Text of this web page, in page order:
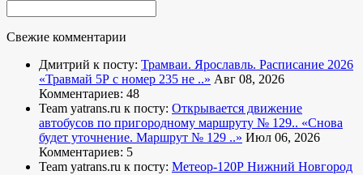
Свежие комментарии
Дмитрий к посту: Трамваи. Ярославль. Расписание 2026
«Травмай 5Р с номер 235 не ..» Авг 08, 2026
Комментариев: 48
Team yatrans.ru к посту: Открывается движение
автобусов по пригородному маршруту № 129.. «Снова
будет уточнение. Маршрут № 129 ..» Июл 06, 2026
Комментариев: 5
Team yatrans.ru к посту: Метеор-120Р Нижний Новгород